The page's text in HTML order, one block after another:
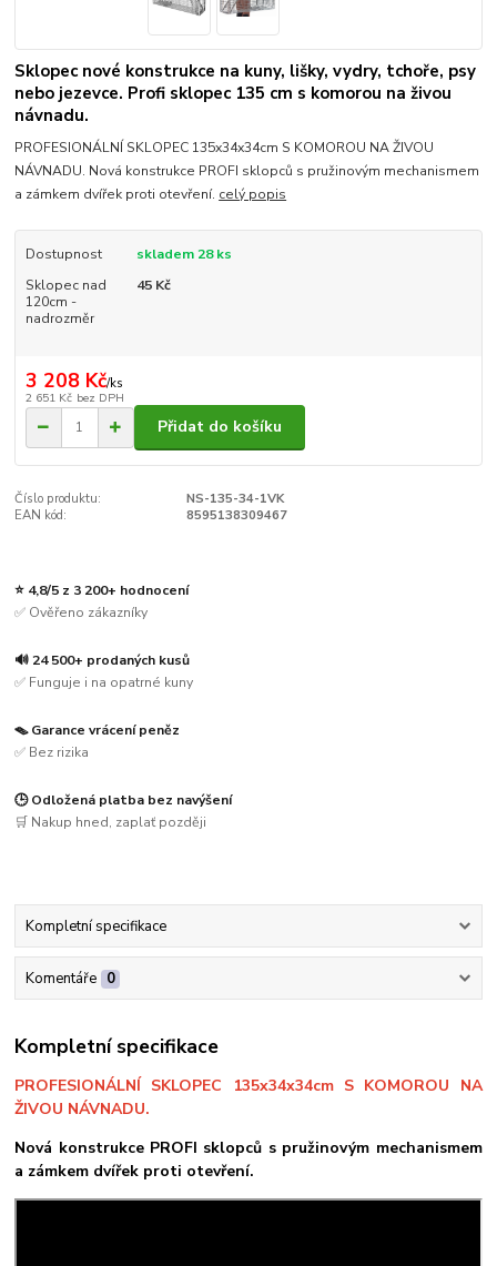
Sklopec nové konstrukce na kuny, lišky, vydry, tchoře, psy
nebo jezevce. Profi sklopec 135 cm s komorou na živou
návnadu.
PROFESIONÁLNÍ SKLOPEC 135x34x34cm S KOMOROU NA ŽIVOU
NÁVNADU. Nová konstrukce PROFI sklopců s pružinovým mechanismem
a zámkem dvířek proti otevření. celý popis
Dostupnost
skladem 28 ks
Sklopec nad
120cm -
nadrozměr
45 Kč
3 208 Kč/ks
2 651 Kč bez DPH
Přidat do košíku
Číslo produktu:
NS-135-34-1VK
EAN kód:
8595138309467
⭐ 4,8/5 z 3 200+ hodnocení
✅ Ověřeno zákazníky
🔊 24 500+ prodaných kusů
✅ Funguje i na opatrné kuny
🪤 Garance vrácení peněz
✅ Bez rizika
🕒 Odložená platba bez navýšení
🛒 Nakup hned, zaplať později
Kompletní specifikace
Komentáře 0
Kompletní specifikace
PROFESIONÁLNÍ SKLOPEC 135x34x34cm S KOMOROU NA
ŽIVOU NÁVNADU.
Nová konstrukce PROFI sklopců s pružinovým mechanismem
a zámkem dvířek proti otevření.